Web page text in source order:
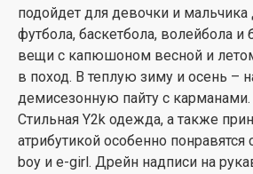
подойдет для девочки и мальчика
футбола, баскетбола, волейбола
вещи с капюшоном весной и
в поход. В теплую зиму и осень –
демисезонную пайту с карманами.
Стильная Y2k одежда, а также
атрибутикой особенно
boy и e-girl. Дрейн надписи на